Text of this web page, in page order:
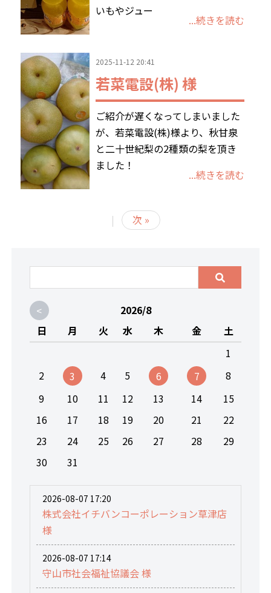
いもやジュー
...続きを読む
2025-11-12 20:41
若菜電設(株) 様
ご紹介が遅くなってしまいました
が、若菜電設(株)様より、秋甘泉
と二十世紀梨の2種類の梨を頂き
ました！
...続きを読む
| 次 »
<
2026/8
日
月 火 水 木 金
土
1
2
3 4 5 6 7
8
9
10 11 12 13 14
15
16
17 18 19 20 21
22
23
24 25 26 27 28
29
30
31
2026-08-07 17:20
株式会社イチバンコーポレーション草津店
様
2026-08-07 17:14
守山市社会福祉協議会 様